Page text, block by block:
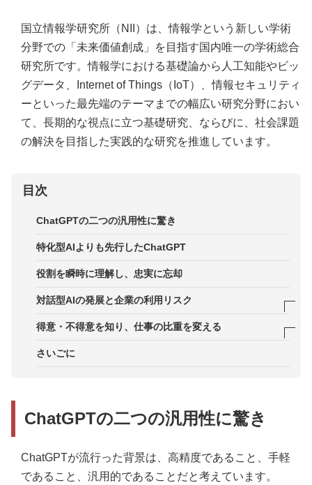
国立情報学研究所（NII）は、情報学という新しい学術
分野での「未来価値創成」を目指す国内唯一の学術総合
研究所です。情報学における基礎論から人工知能やビッ
グデータ、Internet of Things（IoT）、情報セキュリティ
ーといった最先端のテーマまでの幅広い研究分野におい
て、長期的な視点に立つ基礎研究、ならびに、社会課題
の解決を目指した実践的な研究を推進しています。
目次
ChatGPTの二つの汎用性に驚き
特化型AIよりも先行したChatGPT
役割を瞬時に理解し、忠実に忘却
対話型AIの発展と企業の利用リスク
人間の関与で回避できるリスク
文章生成以外の効率化をセットに
得意・不得意を知り、仕事の比重を変える
AIにない「無知の知」
さいごに
ChatGPTの二つの汎用性に驚き
ChatGPTが流行った背景は、高精度であること、手軽
であること、汎用的であることだと考えています。